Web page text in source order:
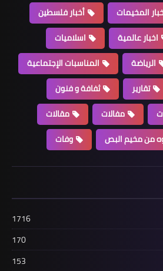
بيت المقدس" في "عين
المخيمات
أخبار فلسطين
اخبار عالمية
اسلاميات
الرياضة
المناسبات الإجتماعية
تقارير
ثفافة و فنون
مفالات
مقالات
من مخيم البص وفات
1716
170
153